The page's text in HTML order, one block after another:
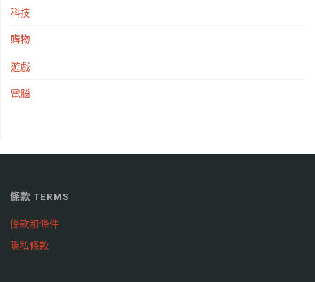
科技
購物
遊戲
電腦
條款 TERMS
條款和條件
隱私條款